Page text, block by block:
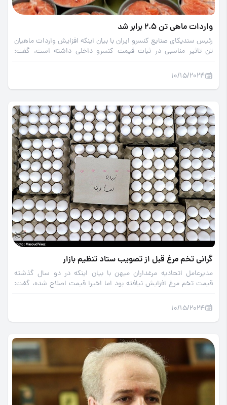
واردات ماهی تن 2.5 برابر شد
رئیس سندیکای صنایع کنسرو ایران با بیان اینکه افزایش واردات ماهیان
تن تاثیر مناسبی در ثبات قیمت کنسرو داخلی داشته است، گفت:
برآورد می شود که در 6 ماه نخست امسال حدود 25 هزار تن باشد.
10/15/2024
گرانی تخم مرغ قبل از تصویب ستاد تنظیم بازار
مدیرعامل اتحادیه مرغداران میهن با بیان اینکه در دو سال گذشته
قیمت‌ تخم مرغ افزایش نیافته بود اما اخیرا قیمت اصلاح شده، گفت:
پیشنهاد داده ولی نظر وزارت جهاد کشاورزی 59 هزار تومان است.
10/15/2024